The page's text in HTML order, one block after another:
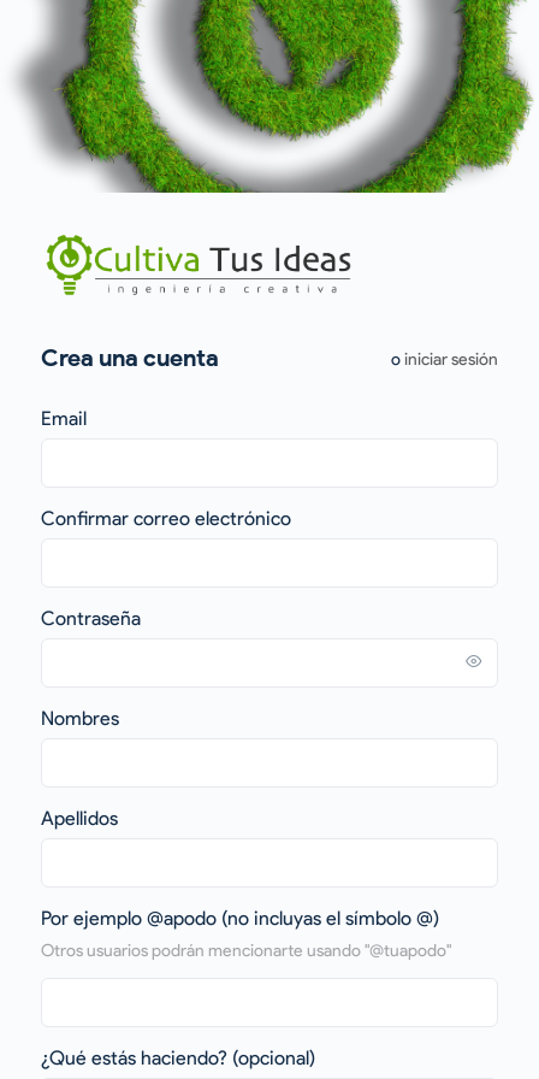
Crea una cuenta oiniciar sesión
Email
Confirmar correo electrónico
Contraseña
Nombres
Apellidos
Por ejemplo @apodo (no incluyas el símbolo @)
Otros usuarios podrán mencionarte usando "@tuapodo"
¿Qué estás haciendo? (opcional)